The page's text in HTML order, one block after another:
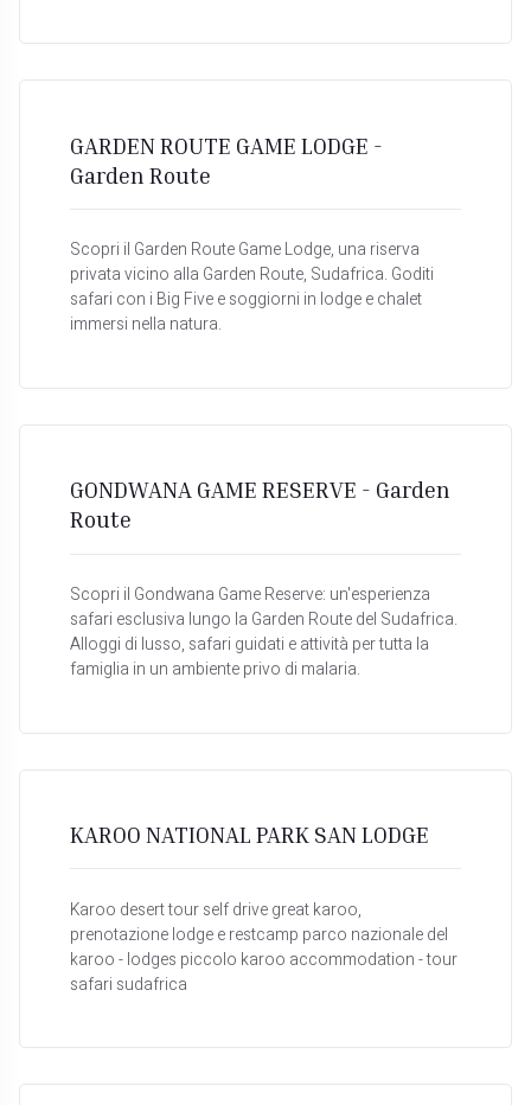
GARDEN ROUTE GAME LODGE -
Garden Route
Scopri il Garden Route Game Lodge, una riserva
privata vicino alla Garden Route, Sudafrica. Goditi
safari con i Big Five e soggiorni in lodge e chalet
immersi nella natura.
GONDWANA GAME RESERVE - Garden
Route
Scopri il Gondwana Game Reserve: un'esperienza
safari esclusiva lungo la Garden Route del Sudafrica.
Alloggi di lusso, safari guidati e attività per tutta la
famiglia in un ambiente privo di malaria.
KAROO NATIONAL PARK SAN LODGE
Karoo desert tour self drive great karoo,
prenotazione lodge e restcamp parco nazionale del
karoo - lodges piccolo karoo accommodation - tour
safari sudafrica